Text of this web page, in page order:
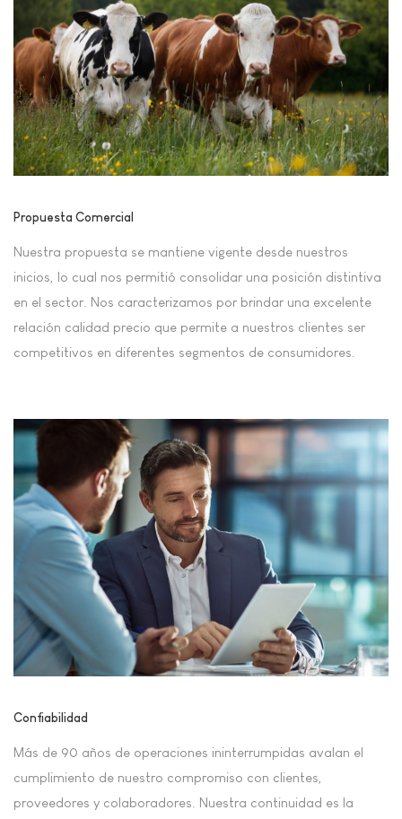
Propuesta Comercial
Nuestra propuesta se mantiene vigente desde nuestros
inicios, lo cual nos permitió consolidar una posición distintiva
en el sector. Nos caracterizamos por brindar una excelente
relación calidad precio que permite a nuestros clientes ser
competitivos en diferentes segmentos de consumidores.
Confiabilidad
Más de 90 años de operaciones ininterrumpidas avalan el
cumplimiento de nuestro compromiso con clientes,
proveedores y colaboradores. Nuestra continuidad es la